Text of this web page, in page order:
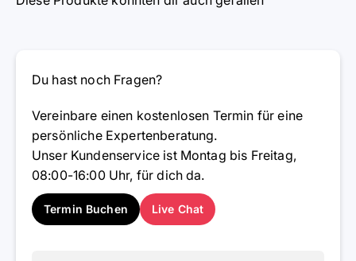
Du hast noch Fragen?
Vereinbare einen kostenlosen Termin für eine
persönliche Expertenberatung.
Unser Kundenservice ist Montag bis Freitag,
08:00-16:00 Uhr, für dich da.
Termin Buchen Live Chat